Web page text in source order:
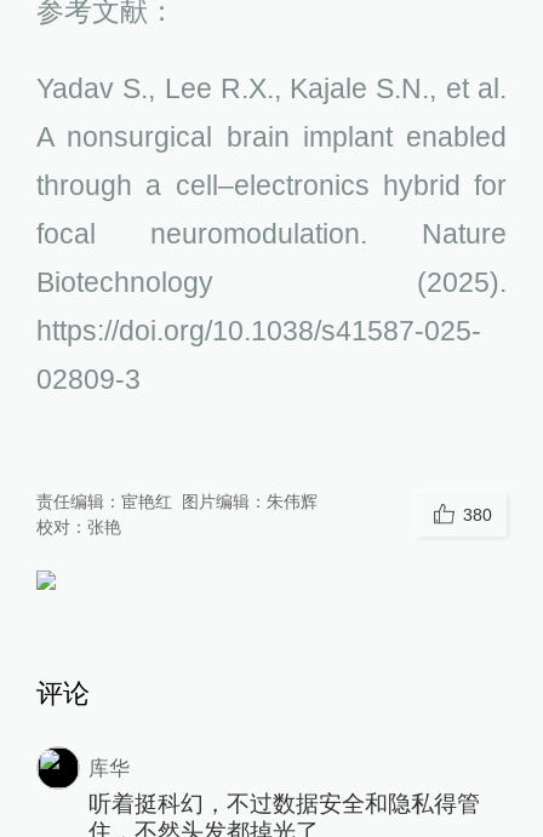
参考文献：
Yadav S., Lee R.X., Kajale S.N., et al.
A nonsurgical brain implant enabled
through a cell–electronics hybrid for
focal neuromodulation. Nature
Biotechnology (2025).
https://doi.org/10.1038/s41587-025-
02809-3
责任编辑： 宦艳红 图片编辑： 朱伟辉
校对： 张艳
380
评论
库华
听着挺科幻，不过数据安全和隐私得管
住，不然头发都掉光了